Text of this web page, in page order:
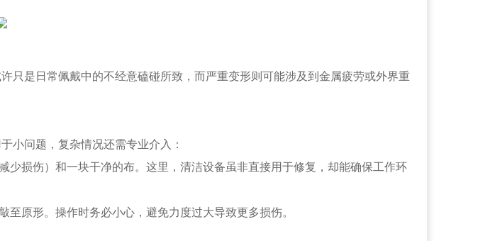
是日常佩戴中的不经意磕碰所致，而严重变形则可能涉及到金属疲劳或外界重
问题，复杂情况还需专业介入：
损伤）和一块干净的布。这里，清洁设备虽非直接用于修复，却能确保工作环
原形。操作时务必小心，避免力度过大导致更多损伤。